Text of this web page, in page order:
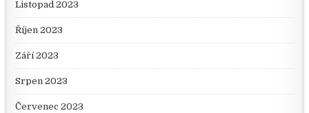
Listopad 2023
Říjen 2023
Září 2023
Srpen 2023
Červenec 2023